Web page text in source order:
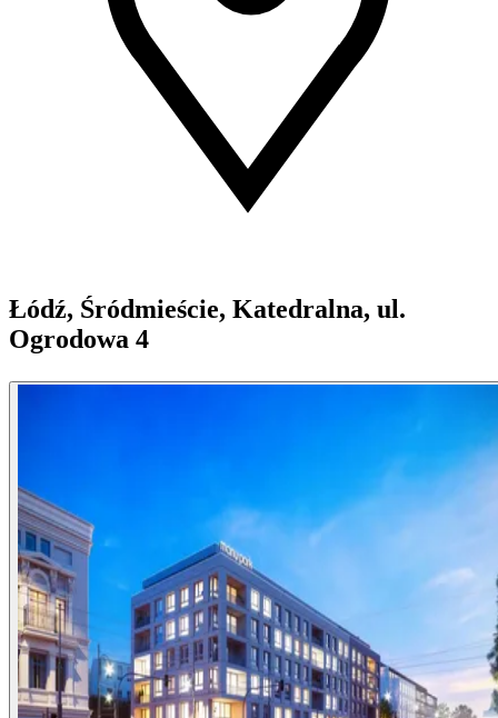
Łódź, Śródmieście, Katedralna, ul.
Ogrodowa 4